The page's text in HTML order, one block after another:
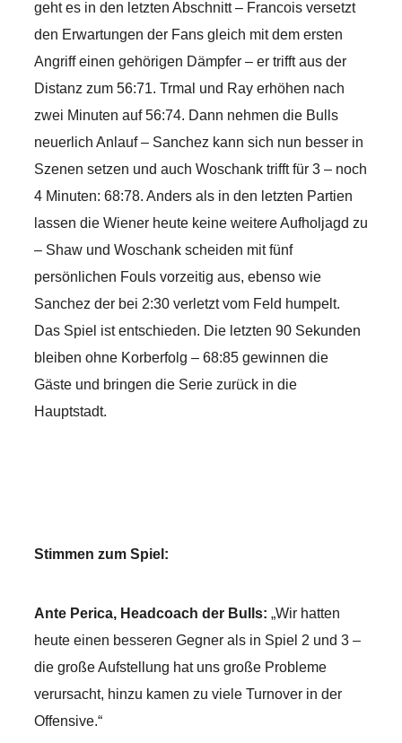
geht es in den letzten Abschnitt – Francois versetzt
den Erwartungen der Fans gleich mit dem ersten
Angriff einen gehörigen Dämpfer – er trifft aus der
Distanz zum 56:71. Trmal und Ray erhöhen nach
zwei Minuten auf 56:74. Dann nehmen die Bulls
neuerlich Anlauf – Sanchez kann sich nun besser in
Szenen setzen und auch Woschank trifft für 3 – noch
4 Minuten: 68:78. Anders als in den letzten Partien
lassen die Wiener heute keine weitere Aufholjagd zu
– Shaw und Woschank scheiden mit fünf
persönlichen Fouls vorzeitig aus, ebenso wie
Sanchez der bei 2:30 verletzt vom Feld humpelt.
Das Spiel ist entschieden. Die letzten 90 Sekunden
bleiben ohne Korberfolg – 68:85 gewinnen die
Gäste und bringen die Serie zurück in die
Hauptstadt.
Stimmen zum Spiel:
Ante Perica, Headcoach der Bulls: „Wir hatten
heute einen besseren Gegner als in Spiel 2 und 3 –
die große Aufstellung hat uns große Probleme
verursacht, hinzu kamen zu viele Turnover in der
Offensive.“